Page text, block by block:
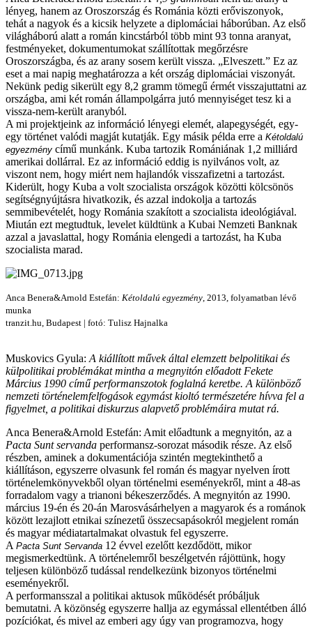
lényeg, hanem az Oroszország és Románia közti erőviszonyok,
tehát a nagyok és a kicsik helyzete a diplomáciai háborúban. Az első
világháború alatt a román kincstárból több mint 93 tonna aranyat,
festményeket, dokumentumokat szállítottak megőrzésre
Oroszországba, és az arany sosem került vissza. „Elveszett.” Ez az
eset a mai napig meghatározza a két ország diplomáciai viszonyát.
Nekünk pedig sikerült egy 8,2 gramm tömegű érmét visszajuttatni az
országba, ami két román állampolgárra jutó mennyiséget tesz ki a
vissza-nem-került aranyból.
A mi projektjeink az információ lényegi elemét, alapegységét, egy-
egy történet valódi magját kutatják. Egy másik példa erre a Kétoldalú
egyezmény című munkánk. Kuba tartozik Romániának 1,2 milliárd
amerikai dollárral. Ez az információ eddig is nyilvános volt, az
viszont nem, hogy miért nem hajlandók visszafizetni a tartozást.
Kiderült, hogy Kuba a volt szocialista országok közötti kölcsönös
segítségnyújtásra hivatkozik, és azzal indokolja a tartozás
semmibevételét, hogy Románia szakított a szocialista ideológiával.
Miután ezt megtudtuk, levelet küldtünk a Kubai Nemzeti Banknak
azzal a javaslattal, hogy Románia elengedi a tartozást, ha Kuba
szocialista marad.
Anca Benera&Arnold Estefán: Kétoldalú egyezmény , 2013, folyamatban lévő
munka
tranzit.hu, Budapest | fotó: Tulisz Hajnalka
Muskovics Gyula: A kiállított művek által elemzett belpolitikai és
külpolitikai problémákat mintha a megnyitón előadott Fekete
Március 1990 című performanszotok foglalná keretbe. A különböző
nemzeti történelemfelfogások egymást kioltó természetére hívva fel a
figyelmet, a politikai diskurzus alapvető problémáira mutat rá.
Anca Benera&Arnold Estefán: Amit előadtunk a megnyitón, az a
Pacta Sunt servanda performansz-sorozat második része. Az első
részben, aminek a dokumentációja szintén megtekinthető a
kiállításon, egyszerre olvasunk fel román és magyar nyelven írott
történelemkönyvekből olyan történelmi eseményekről, mint a 48-as
forradalom vagy a trianoni békeszerződés. A megnyitón az 1990.
március 19-én és 20-án Marosvásárhelyen a magyarok és a románok
között lezajlott etnikai színezetű összecsapásokról megjelent román
és magyar médiatartalmakat olvastuk fel egyszerre.
A Pacta Sunt Servanda 12 évvel ezelőtt kezdődött, mikor
megismerkedtünk. A történelemről beszélgetvén rájöttünk, hogy
teljesen különböző tudással rendelkezünk bizonyos történelmi
eseményekről.
A performansszal a politikai aktusok működését próbáljuk
bemutatni. A közönség egyszerre hallja az egymással ellentétben álló
pozíciókat, és mivel az emberi agy úgy van programozva, hogy